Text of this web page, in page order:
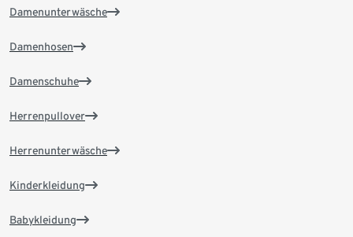
Damenunterwäsche
Damenhosen
Damenschuhe
Herrenpullover
Herrenunterwäsche
Kinderkleidung
Babykleidung